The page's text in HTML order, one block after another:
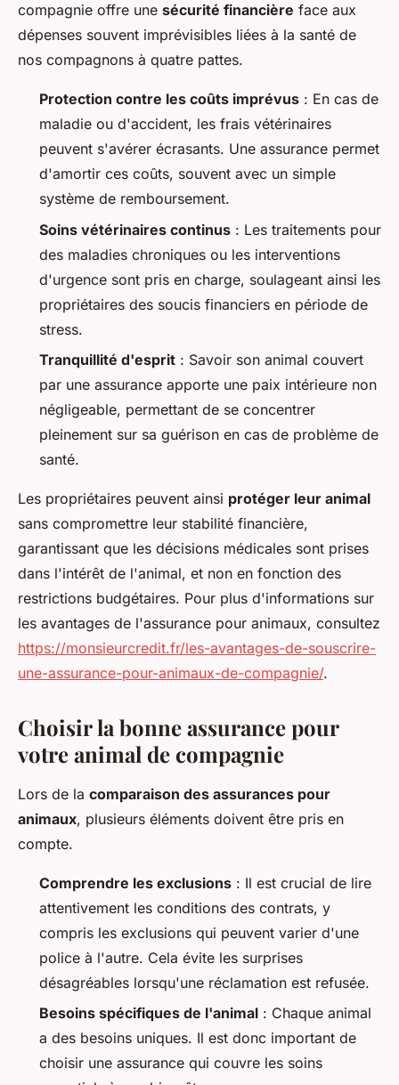
compagnie offre une sécurité financière face aux
dépenses souvent imprévisibles liées à la santé de
nos compagnons à quatre pattes.
Protection contre les coûts imprévus : En cas de
maladie ou d'accident, les frais vétérinaires
peuvent s'avérer écrasants. Une assurance permet
d'amortir ces coûts, souvent avec un simple
système de remboursement.
Soins vétérinaires continus : Les traitements pour
des maladies chroniques ou les interventions
d'urgence sont pris en charge, soulageant ainsi les
propriétaires des soucis financiers en période de
stress.
Tranquillité d'esprit : Savoir son animal couvert
par une assurance apporte une paix intérieure non
négligeable, permettant de se concentrer
pleinement sur sa guérison en cas de problème de
santé.
Les propriétaires peuvent ainsi protéger leur animal
sans compromettre leur stabilité financière,
garantissant que les décisions médicales sont prises
dans l'intérêt de l'animal, et non en fonction des
restrictions budgétaires. Pour plus d'informations sur
les avantages de l'assurance pour animaux, consultez
https://monsieurcredit.fr/les-avantages-de-souscrire-
une-assurance-pour-animaux-de-compagnie/.
Choisir la bonne assurance pour
votre animal de compagnie
Lors de la comparaison des assurances pour
animaux, plusieurs éléments doivent être pris en
compte.
Comprendre les exclusions : Il est crucial de lire
attentivement les conditions des contrats, y
compris les exclusions qui peuvent varier d'une
police à l'autre. Cela évite les surprises
désagréables lorsqu'une réclamation est refusée.
Besoins spécifiques de l'animal : Chaque animal
a des besoins uniques. Il est donc important de
choisir une assurance qui couvre les soins